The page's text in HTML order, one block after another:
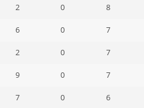
2 0
8
6 0
7
2 0
7
9 0
7
7 0
6